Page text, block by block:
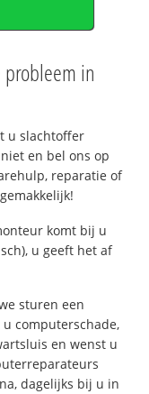
in
u slachtoffer
en bel ons op
reparatie of
komt bij u
u geeft het af
sturen een
computerschade,
en wenst u
dagelijks bij u in